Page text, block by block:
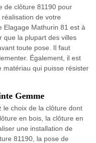
de clôture 81190 pour
de votre
Elagage Mathurin 81 est à
que la plupart des villes
toute pose. Il faut
Également, il est
matériau qui puisse résister
Gemme
le choix de la clôture dont
en bois, la clôture en
une installation de
81190, la pose de